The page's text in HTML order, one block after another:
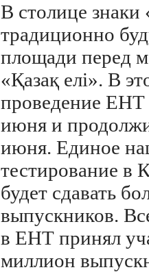
В столице
традиционно
площади перед
«Қазақ елі». В
проведение ЕНТ
июня и
июня. Единое
тестирование в
будет сдавать
выпускников.
в ЕНТ принял
миллион